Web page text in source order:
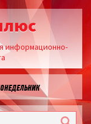
информационно-